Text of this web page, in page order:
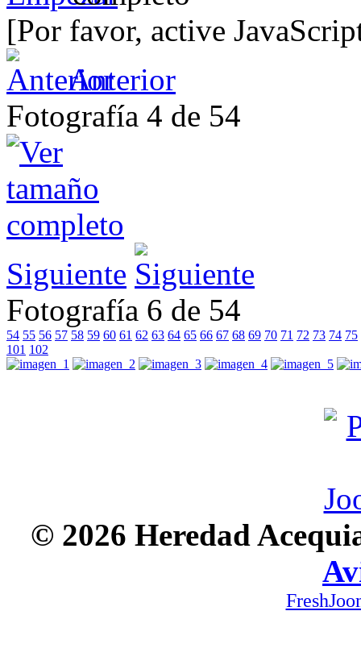
[Por favor, active
Anterior
Fotografía 4 de 54
Siguiente
Fotografía 6 de 54
54 55 56 57 58 59 60 61 62 63 64 65 66 67 68 69 70 71 72 73 74 75
101 102
© 2026 Heredad